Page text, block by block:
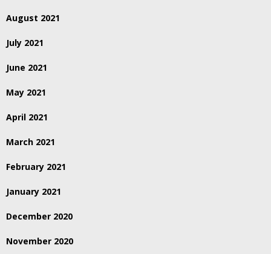
August 2021
July 2021
June 2021
May 2021
April 2021
March 2021
February 2021
January 2021
December 2020
November 2020